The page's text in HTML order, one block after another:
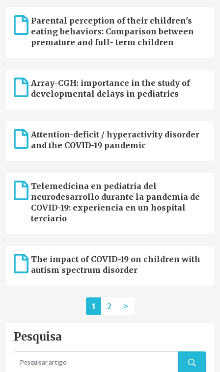
Parental perception of their children's
eating behaviors: Comparison between
premature and full- term children
Array-CGH: importance in the study of
developmental delays in pediatrics
Attention-deficit / hyperactivity disorder
and the COVID-19 pandemic
Telemedicina en pediatría del
neurodesarrollo durante la pandemia de
COVID-19: experiencia en un hospital
terciario
The impact of COVID-19 on children with
autism spectrum disorder
1 2 >
Pesquisa